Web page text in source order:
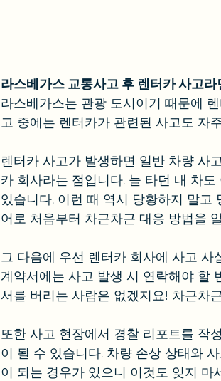
라스베가스 교통사고 후 렌터카 사고
라스베가스는 관광 도시이기 때문에
고 중에는 렌터카가 관련된 사고도 자
렌터카 사고가 발생하면 일반 차량 사
카 회사라는 점입니다. 늘 타던 내 차
있습니다. 이런 때 역시 당황하지 말
어로 처음부터 차근차근 대응 방법을
그 다음에 우선 렌터카 회사에 사고 사
계약서에는 사고 발생 시 연락해야 할
서를 버리는 사람은 없겠지요! 차근차
또한 사고 현장에서 경찰 리포트를 작
이 될 수 있습니다. 차량 손상 상태와
이 되는 경우가 있으니 이것도 잊지 마